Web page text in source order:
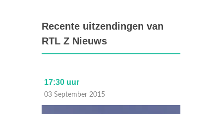
Recente uitzendingen van
RTL Z Nieuws
17:30 uur
03 September 2015